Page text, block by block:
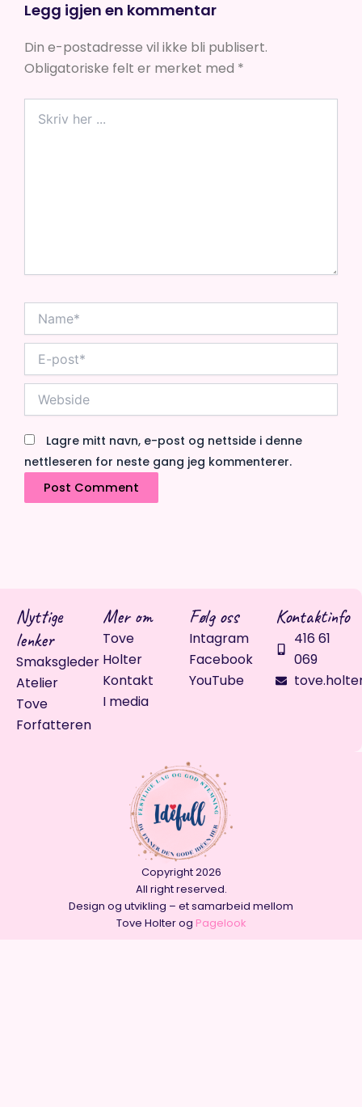
Legg igjen en kommentar
Din e-postadresse vil ikke bli publisert.
Obligatoriske felt er merket med *
her
Name*
post*
Webside
Lagre mitt navn, e-post og nettside i denne
nettleseren for neste gang jeg kommenterer.
Copyright 2026
All right reserved.
Design og utvikling – et samarbeid mellom
Tove Holter og Pagelook
Nyttige
lenker
Smaksgleder
Atelier
Tove
Forfatteren
Mer om
Tove
Holter
Kontakt
I media
Følg oss
Intagram
Facebook
YouTube
Kontaktinfo
416 61
069